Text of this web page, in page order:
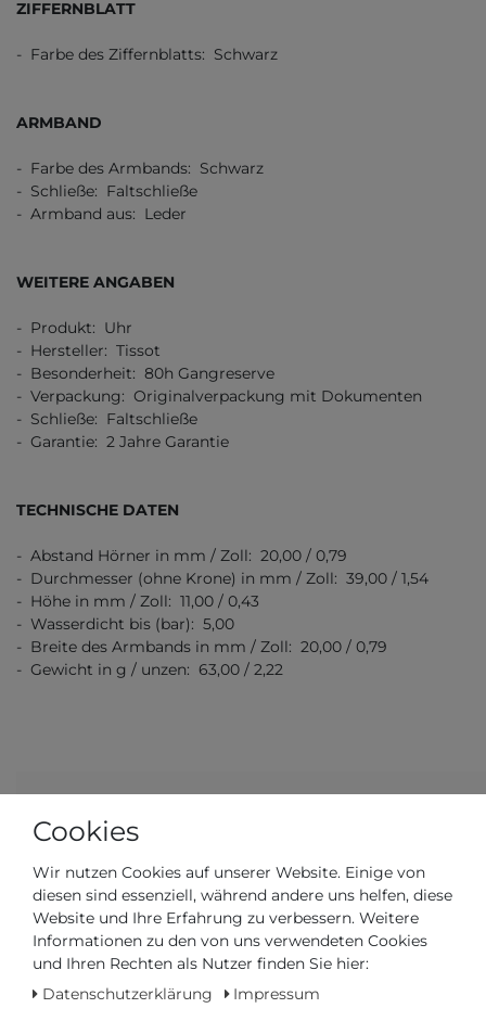
ZIFFERNBLATT
- Farbe des Ziffernblatts: Schwarz
ARMBAND
- Farbe des Armbands: Schwarz
- Schließe: Faltschließe
- Armband aus: Leder
WEITERE ANGABEN
- Produkt: Uhr
- Hersteller: Tissot
- Besonderheit: 80h Gangreserve
- Verpackung: Originalverpackung mit Dokumenten
- Schließe: Faltschließe
- Garantie: 2 Jahre Garantie
TECHNISCHE DATEN
- Abstand Hörner in mm / Zoll: 20,00 / 0,79
- Durchmesser (ohne Krone) in mm / Zoll: 39,00 / 1,54
- Höhe in mm / Zoll: 11,00 / 0,43
- Wasserdicht bis (bar): 5,00
- Breite des Armbands in mm / Zoll: 20,00 / 0,79
- Gewicht in g / unzen: 63,00 / 2,22
ArtikelnummerT139.836.36.441.00
1025,00 €*
Inhalt1Stück
Cookies
Wir nutzen Cookies auf unserer Website. Einige von
diesen sind essenziell, während andere uns helfen, diese
Website und Ihre Erfahrung zu verbessern. Weitere
Informationen zu den von uns verwendeten Cookies
und Ihren Rechten als Nutzer finden Sie hier:
Datenschutzerklärung
Impressum